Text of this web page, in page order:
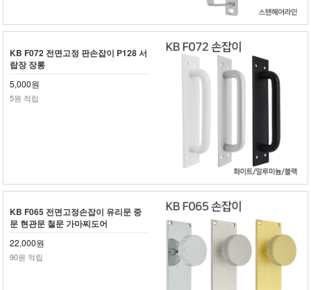
KB F072 전면고정 판손잡이 P128 서
랍장 장롱
5,000원
5원 적립
KB F065 전면고정손잡이 유리문 중
문 현관문 철문 가마찌도어
22,000원
90원 적립